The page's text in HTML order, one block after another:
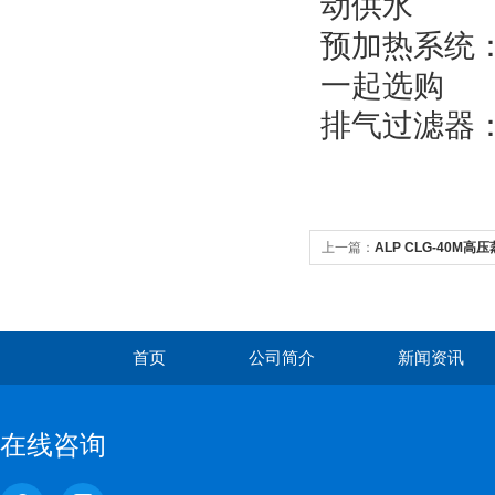
预加热系统
一起选购
排气过滤器
上一篇： ALP CLG-40M高压
首页 公司简介 新闻资讯
在线咨询